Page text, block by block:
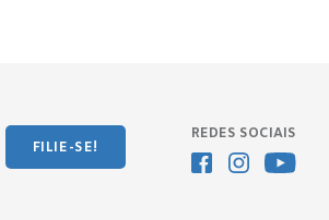
FILIE-SE!
REDES SOCIAIS